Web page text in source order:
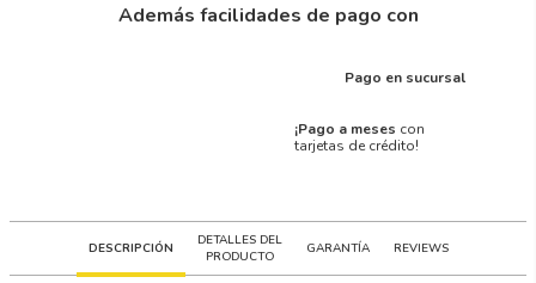
Además facilidades de pago con
Pago en sucursal
¡Pago a meses con
tarjetas de crédito!
DESCRIPCIÓN
DETALLES DEL
PRODUCTO
GARANTÍA REVIEWS